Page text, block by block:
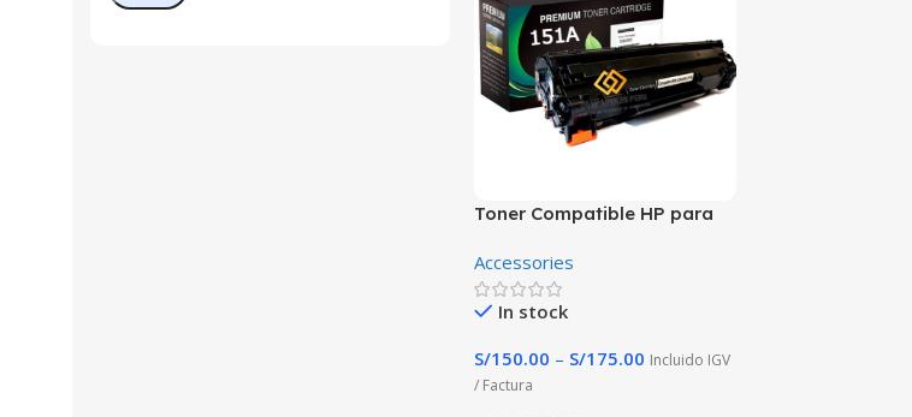
Toner Compatible HP para
Generico
Accessories
In stock
S/150.00 – S/175.00 Incluido IGV
/ Factura